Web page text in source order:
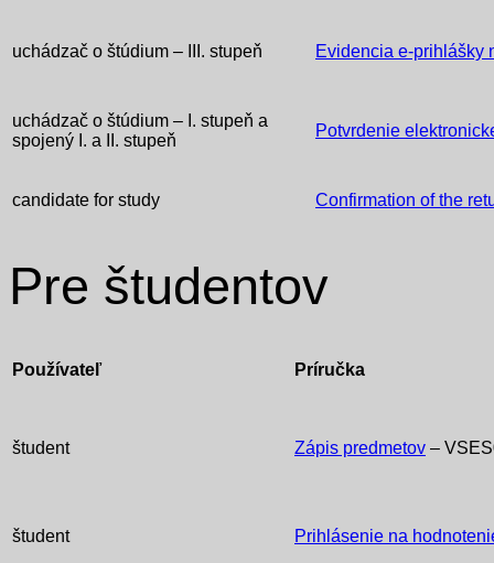
uchádzač o štúdium – III. stupeň Evidencia e-prihlášky
uchádzač o štúdium – I. stupeň a
spojený I. a II. stupeň
Potvrdenie
candidate for study Confirmation of the
Pre študentov
Používateľ Príručka
študent Zápis predmetov –
študent Prihlásenie na